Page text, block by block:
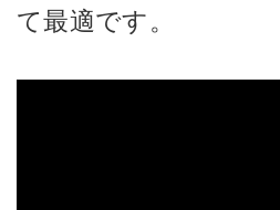
て最適です。